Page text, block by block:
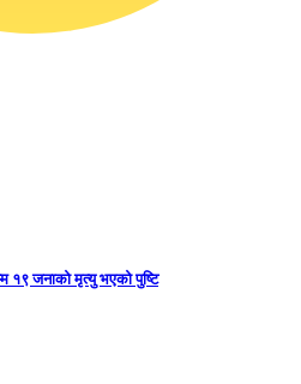
१९ जनाको मृत्यु भएको पुष्टि